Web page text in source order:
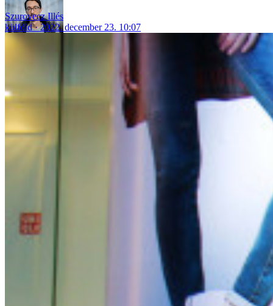
Szurovecz Illés
külföld
2022. december 23. 10:07